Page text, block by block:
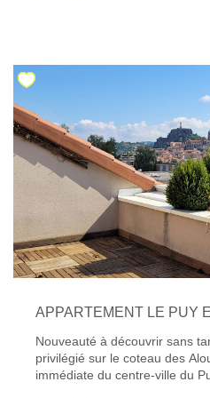
et de très faibles charges de
de détente ou simplement
saison. L'appartement séduit
parquet, moulures et
une atmosphère chaleureuse
très lumineux, ce logement
été comme hiver. La cuisine,
optimisée, est entièrement
grand cellier offrant un
appréciable. L'espace nuit
chambres. Chacune dispose
ainsi que d'une pièce annexe
aménagée en dressing,
selon vos besoins. Comme
supplémentaire. En parfait
particulièrement agréable à
acquéreurs à la recherche
confort, fonctionnalité et
Nouveauté à découvrir sans
privilégié sur le coteau des
immédiate du centre-ville du